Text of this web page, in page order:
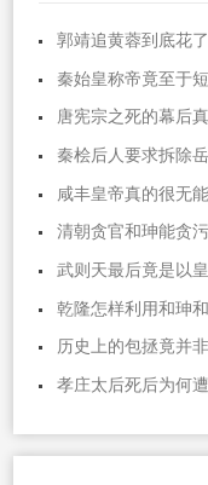
郭靖追黄蓉到底花
秦始皇称帝竟至于
唐宪宗之死的幕后
秦桧后人要求拆除
咸丰皇帝真的很无
清朝贪官和珅能贪
武则天最后竟是以
乾隆怎样利用和珅
历史上的包拯竟并
孝庄太后死后为何